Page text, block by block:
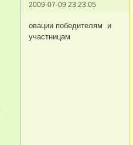
2009-07-09 23:23:05
овации победителям и
участницам